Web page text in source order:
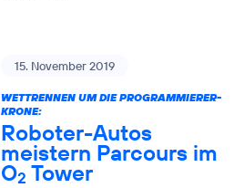
15. November 2019
WETTRENNEN UM DIE PROGRAMMIERER-
KRONE:
Roboter-Autos
meistern Parcours im
O2 Tower